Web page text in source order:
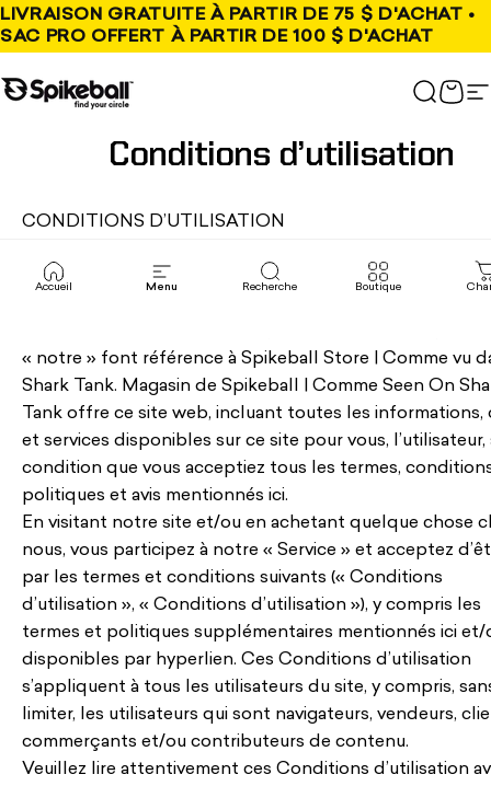
Passer au contenu
LIVRAISON GRATUITE À PARTIR DE 75 $ D'ACHAT •
SAC PRO OFFERT À PARTIR DE 100 $ D'ACHAT
Magasin Spikeball
Accueil Menu Recherche Boutique
Conditions d’utilisation
CONDITIONS D’UTILISATION
APERÇU
« notre » font référence à Spikeball Store | Comme vu
Shark Tank. Magasin de Spikeball | Comme Seen On
Tank offre ce site web, incluant toutes les informations,
et services disponibles sur ce site pour vous, l’utilisateur,
condition que vous acceptiez tous les termes,
politiques et avis mentionnés ici.
En visitant notre site et/ou en achetant quelque chose
nous, vous participez à notre « Service » et acceptez
par les termes et conditions suivants (« Conditions
d’utilisation », « Conditions d’utilisation »), y compris les
termes et politiques supplémentaires mentionnés ici et/
disponibles par hyperlien. Ces Conditions d’utilisation
s’appliquent à tous les utilisateurs du site, y compris,
limiter, les utilisateurs qui sont navigateurs, vendeurs,
commerçants et/ou contributeurs de contenu.
Veuillez lire attentivement ces Conditions d’utilisation